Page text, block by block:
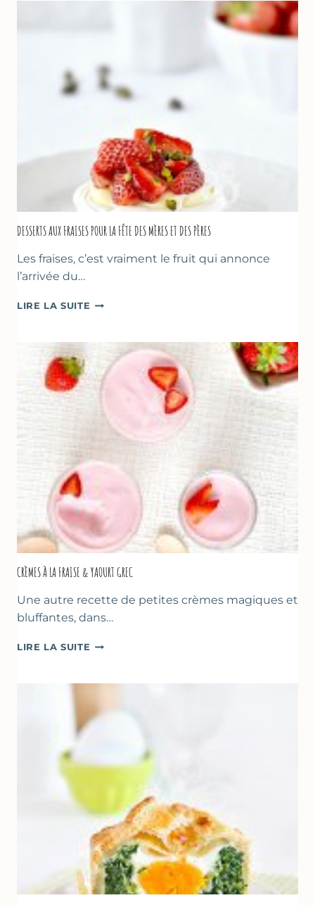
FRAISES
DESSERTS AUX FRAISES POUR LA FÊTE DES MÈRES ET DES PÈRES
Les fraises, c’est vraiment le fruit qui annonce
l’arrivée du…
LIRE LA SUITE DESSERTS
POUR
FÊTE
DES
CRÈMES À LA FRAISE & YAOURT GREC
Une autre recette de petites crèmes magiques et
bluffantes, dans…
LIRE LA SUITE CRÈMES
FRAISE
YAOURT
GREC